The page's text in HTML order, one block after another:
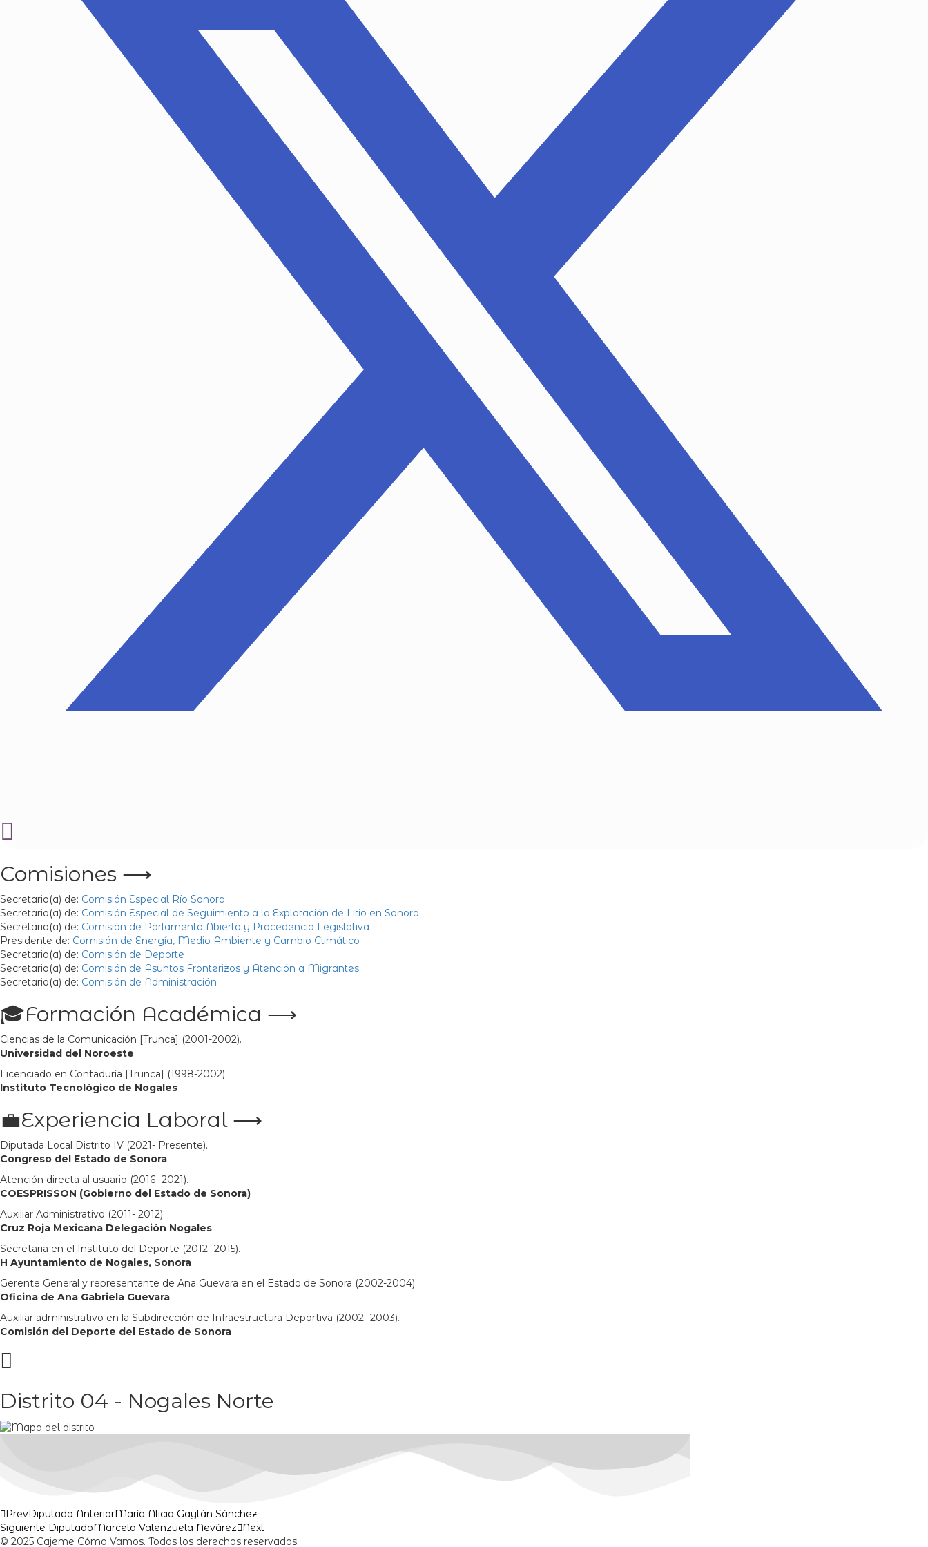
Comisiones ⟶
Secretario(a) de: Comisión Especial Río Sonora
Secretario(a) de: Comisión Especial de Seguimiento a la Explotación de Litio en Sonora
Secretario(a) de: Comisión de Parlamento Abierto y Procedencia Legislativa
Presidente de: Comisión de Energía, Medio Ambiente y Cambio Climático
Secretario(a) de: Comisión de Deporte
Secretario(a) de: Comisión de Asuntos Fronterizos y Atención a Migrantes
Secretario(a) de: Comisión de Administración
🎓Formación Académica ⟶
Ciencias de la Comunicación [Trunca] (2001-2002).
Universidad del Noroeste
Licenciado en Contaduría [Trunca] (1998-2002).
Instituto Tecnológico de Nogales
💼Experiencia Laboral ⟶
Diputada Local Distrito IV (2021- Presente).
Congreso del Estado de Sonora
Atención directa al usuario (2016- 2021).
COESPRISSON (Gobierno del Estado de Sonora)
Auxiliar Administrativo (2011- 2012).
Cruz Roja Mexicana Delegación Nogales
Secretaria en el Instituto del Deporte (2012- 2015).
H Ayuntamiento de Nogales, Sonora
Gerente General y representante de Ana Guevara en el Estado de Sonora (2002-2004).
Oficina de Ana Gabriela Guevara
Auxiliar administrativo en la Subdirección de Infraestructura Deportiva (2002- 2003).
Comisión del Deporte del Estado de Sonora
Distrito 04 - Nogales Norte
PrevDiputado AnteriorMaría Alicia Gaytán Sánchez
Siguiente DiputadoMarcela Valenzuela Nevárez Next
© 2025 Cajeme Cómo Vamos. Todos los derechos reservados.